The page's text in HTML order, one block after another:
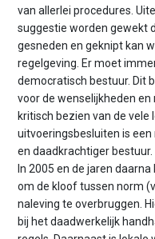
van allerlei procedures.
suggestie worden gewekt
gesneden en geknipt kan
regelgeving. Er moet
democratisch bestuur. Dit
voor de wenselijkheden
kritisch bezien van de vele
uitvoeringsbesluiten is
en daadkrachtiger bestuur.
In 2005 en de jaren
om de kloof tussen norm
naleving te overbruggen.
bij het daadwerkelijk